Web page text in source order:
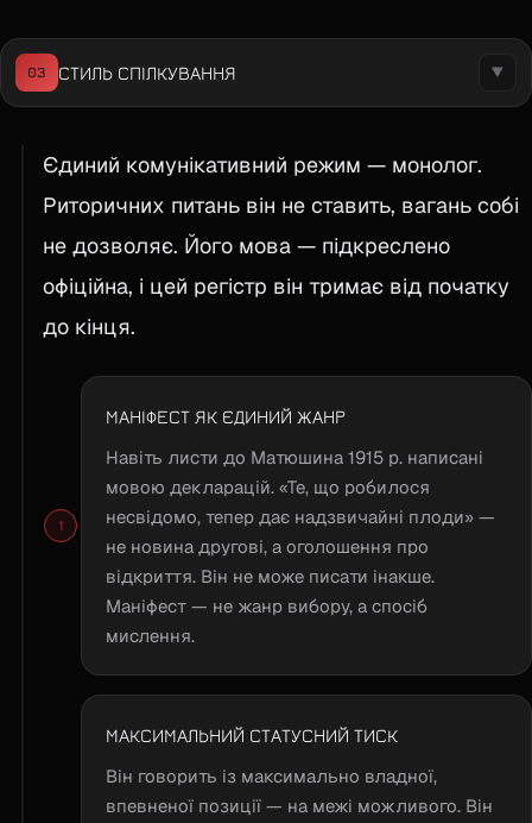
03 СТИЛЬ СПІЛКУВАННЯ ▼
Єдиний комунікативний режим — монолог.
Риторичних питань він не ставить, вагань собі
не дозволяє. Його мова — підкреслено
офіційна, і цей регістр він тримає від початку
до кінця.
МАНІФЕСТ ЯК ЄДИНИЙ ЖАНР
Навіть листи до Матюшина 1915 р. написані
мовою декларацій. «Те, що робилося
несвідомо, тепер дає надзвичайні плоди» —
не новина другові, а оголошення про
відкриття. Він не може писати інакше.
Маніфест — не жанр вибору, а спосіб
мислення.
МАКСИМАЛЬНИЙ СТАТУСНИЙ ТИСК
Він говорить із максимально владної,
впевненої позиції — на межі можливого. Він